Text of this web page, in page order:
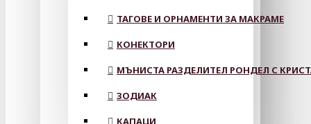
ТАГОВЕ И ОРНАМЕНТИ ЗА МАКРАМЕ
КОНЕКТОРИ
МЪНИСТА РАЗДЕЛИТЕЛ РОНДЕЛ С
ЗОДИАК
КАПАЦИ